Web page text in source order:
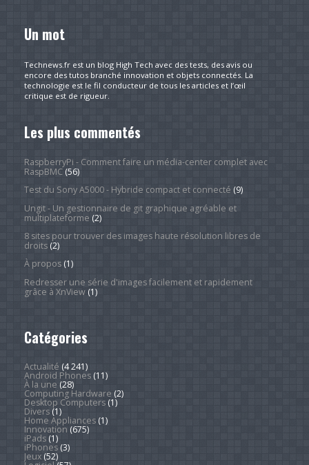
Un mot
Technews.fr est un blog High Tech avec des tests, des avis ou
encore des tutos branché innovation et objets connectés. La
technologie est le fil conducteur de tous les articles et l’œil
critique est de rigueur.
Les plus commentés
RaspberryPi - Comment faire un média-center complet avec
RaspBMC(56)
Test du Sony A5000 - Hybride compact et connecté (9)
Ungit - Un gestionnaire de git graphique agréable et
multiplateforme (2)
8 sites pour trouver des images haute résolution libres de
droits(2)
À propos(1)
Redresser une série d'images facilement et rapidement
grâce à XnView(1)
Catégories
Actualité (4 241)
Android Phones(11)
À la une (28)
Computing Hardware (2)
Desktop Computers(1)
Divers(1)
Home Appliances(1)
Innovation (675)
iPads(1)
iPhones(3)
Jeux(52)